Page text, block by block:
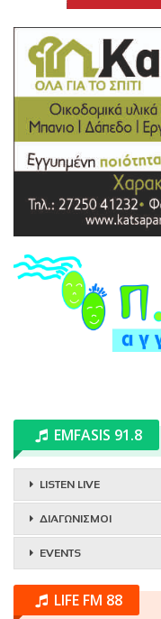
EMFASIS 91.8
LISTEN LIVE
ΔΙΑΓΩΝΙΣΜΟΙ
EVENTS
LIFE FM 88